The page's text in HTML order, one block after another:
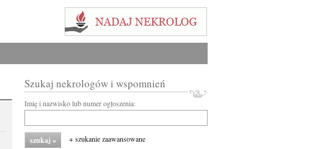
Szukaj nekrologów i wspomnień
Imię i nazwisko lub numer ogłoszenia:
+ szukanie zaawansowane